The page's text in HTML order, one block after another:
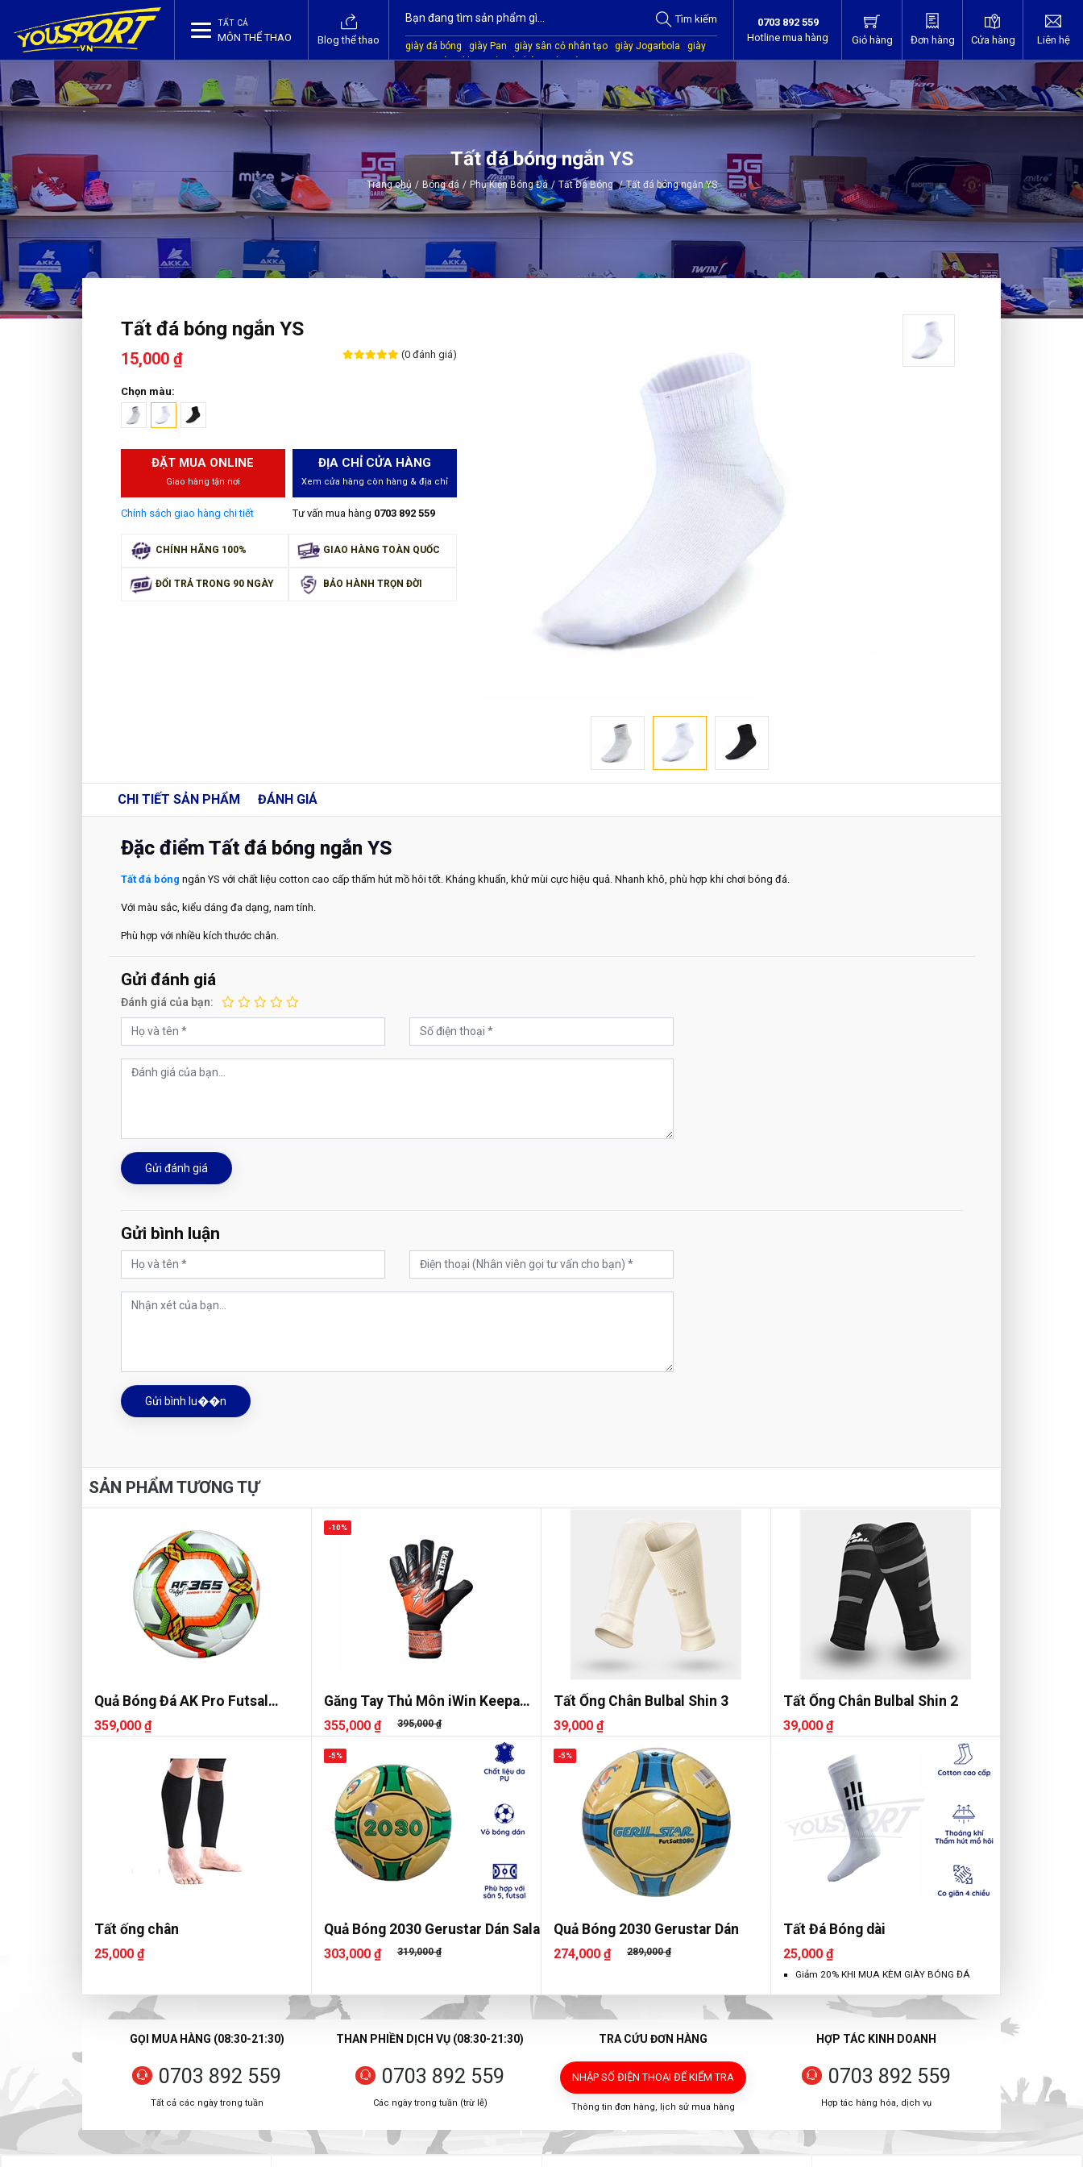
TẤT CẢ
MÔN THỂ THAO Blog thể thao
Tìm kiếm
giày đá bóng giày Pan giày sân cỏ nhân tạo giày Jogarbola
giày
Mitre
giày Akka quần áo bóng đá giày Kamito
0703 892 559
Hotline mua hàng
Giỏ hàng Đơn hàng Cửa hàng Liên hệ
Tất đá bóng ngắn YS
Trang chủ / Bóng đá / Phụ Kiện Bóng Đá / Tất Đá Bóng / Tất đá bóng ngắn YS
Tất đá bóng ngắn YS
15,000 ₫ (0 đánh giá)
Chọn màu:
ĐẶT MUA ONLINE
Giao hàng tận nơi
Chính sách giao hàng chi tiết
ĐỊA CHỈ CỬA HÀNG
Xem cửa hàng còn hàng & địa chỉ
Tư vấn mua hàng 0703 892 559
CHÍNH HÃNG 100% GIAO HÀNG TOÀN QUỐC
ĐỔI TRẢ TRONG 90 NGÀY BẢO HÀNH TRỌN ĐỜI
CHI TIẾT SẢN PHẨM ĐÁNH GIÁ
Đặc điểm Tất đá bóng ngắn YS
Tất đá bóng ngắn YS với chất liệu cotton cao cấp thấm hút mồ hôi tốt. Kháng khuẩn, khử mùi cực hiệu quả. Nhanh khô, phù hợp khi chơi bóng đá.
Với màu sắc, kiểu dáng đa dạng, nam tính.
Phù hợp với nhiều kích thước chân.
Gửi đánh giá
Đánh giá của bạn:
Gửi đánh giá
Gửi bình luận
Gửi bình lu��n
SẢN PHẨM TƯƠNG TỰ
Quả Bóng Đá AK Pro Futsal
AF365
359,000 ₫
Găng Tay Thủ Môn iWin Keepa
Flash
355,000 ₫ 395,000 ₫
-10%
Tất Ống Chân Bulbal Shin 3
39,000 ₫
Tất Ống Chân Bulbal Shin 2
39,000 ₫
Tất ống chân
25,000 ₫
Quả Bóng 2030 Gerustar Dán Sala
303,000 ₫ 319,000 ₫
-5%
Quả Bóng 2030 Gerustar Dán
274,000 ₫ 289,000 ₫
-5%
Tất Đá Bóng dài
25,000 ₫
Giảm 20% KHI MUA KÈM GIÀY BÓNG ĐÁ
GỌI MUA HÀNG (08:30-21:30)
0703 892 559
Tất cả các ngày trong tuần
THAN PHIỀN DỊCH VỤ (08:30-21:30)
0703 892 559
Các ngày trong tuần (trừ lễ)
TRA CỨU ĐƠN HÀNG
NHẬP SỐ ĐIỆN THOẠI ĐỂ KIỂM TRA
Thông tin đơn hàng, lịch sử mua hàng
HỢP TÁC KINH DOANH
0703 892 559
Hợp tác hàng hóa, dịch vụ